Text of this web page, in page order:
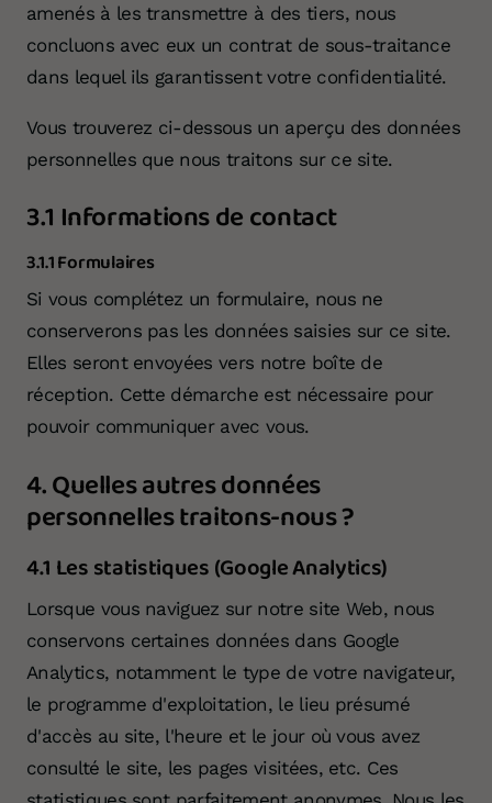
amenés à les transmettre à des tiers, nous
concluons avec eux un contrat de sous-traitance
dans lequel ils garantissent votre confidentialité.
Vous trouverez ci-dessous un aperçu des données
personnelles que nous traitons sur ce site.
3.1 Informations de contact
3.1.1 Formulaires
Si vous complétez un formulaire, nous ne
conserverons pas les données saisies sur ce site.
Elles seront envoyées vers notre boîte de
réception. Cette démarche est nécessaire pour
pouvoir communiquer avec vous.
4. Quelles autres données
personnelles traitons-nous ?
4.1 Les statistiques (Google Analytics)
Lorsque vous naviguez sur notre site Web, nous
conservons certaines données dans Google
Analytics, notamment le type de votre navigateur,
le programme d'exploitation, le lieu présumé
d'accès au site, l'heure et le jour où vous avez
consulté le site, les pages visitées, etc. Ces